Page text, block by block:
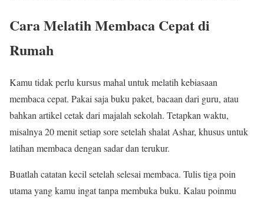
Cara Melatih Membaca Cepat di
Rumah
Kamu tidak perlu kursus mahal untuk melatih kebiasaan
membaca cepat. Pakai saja buku paket, bacaan dari guru, atau
bahkan artikel cetak dari majalah sekolah. Tetapkan waktu,
misalnya 20 menit setiap sore setelah shalat Ashar, khusus untuk
latihan membaca dengan sadar dan terukur.
Buatlah catatan kecil setelah selesai membaca. Tulis tiga poin
utama yang kamu ingat tanpa membuka buku. Kalau poinmu